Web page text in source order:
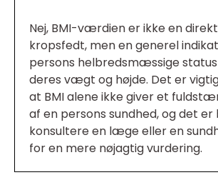
Nej, BMI-værdien er ikke en
kropsfedt, men en generel
persons helbredsmæssige
deres vægt og højde. Det er
at BMI alene ikke giver et
af en persons sundhed, og det
konsultere en læge eller en
for en mere nøjagtig vurdering.